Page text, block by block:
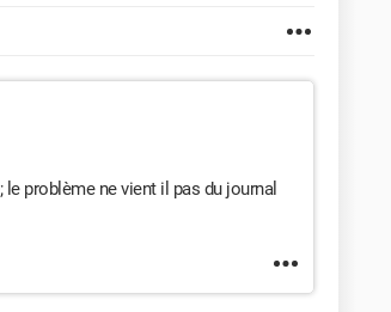
problème ne vient il pas du journal